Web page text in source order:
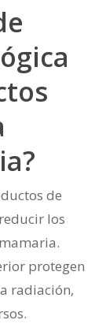
de
los
protegen
radiación,